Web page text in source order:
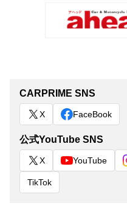
CARPRIME SNS
X FaceBook
公式YouTube SNS
X YouTube
TikTok